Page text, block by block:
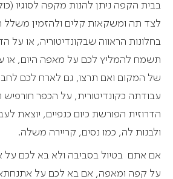
בבית הקפה ניתן להנות מקפה לסוגיו
לצד תה ומשקאות קלים ולהזמין משלל
בחלונות הראווה שבקונדיטוריה, או על
תשמח להמליץ לכם על מאפה היום, או
של המקום ואם תרצו, גם לארח לכם
עבודתה כקונדיטורית, על הכפר חורפיש
הדרוזית הפורשת כיום כנפיים, יוצאת
ולבנות לה, כמו נסים, קריירה משלה.
אם אתם בטיול בסביבה ולא בא לכם
על קפה ומאפה, אם בא לכם על אתנחתא